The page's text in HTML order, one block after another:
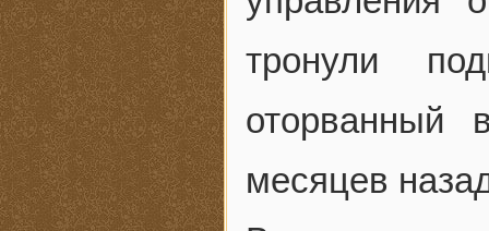
тронули
оторванный
месяцев